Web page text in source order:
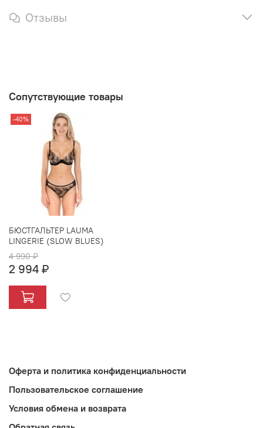
Отзывы
Сопутствующие товары
-40%
БЮСТГАЛЬТЕР LAUMA
LINGERIE (SLOW BLUES)
4 990 ₽
2 994 ₽
Оферта и политика конфиденциальности
Пользовательское соглашение
Условия обмена и возврата